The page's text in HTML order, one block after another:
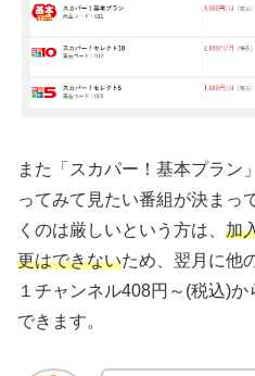
また「スカパー！基本プラン
ってみて見たい番組が決まっ
くのは厳しいという方は、 加
更はできないため、翌月に他
１チャンネル408円～(税込)
できます。